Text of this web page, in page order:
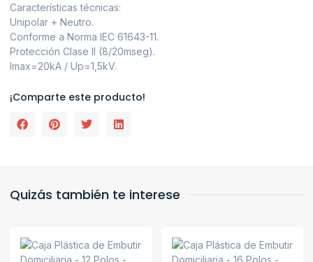
Características técnicas:
Unipolar + Neutro.
Conforme a Norma IEC 61643-11.
Protección Clase II (8/20mseg).
Imax=20kA / Up=1,5kV.
¡Comparte este producto!
Quizás también te interese